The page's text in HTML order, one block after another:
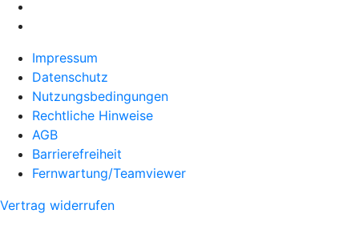
Impressum
Datenschutz
Nutzungsbedingungen
Rechtliche Hinweise
AGB
Barrierefreiheit
Fernwartung/Teamviewer
Vertrag widerrufen